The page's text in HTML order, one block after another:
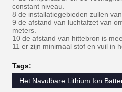
constant niveau.
8 de installatiegebieden zullen
9 de afstand van luchtafzet van
meters.
10 de afstand van hittebron is
11 er zijn minimaal stof en vuil in
Tags:
Het Navulbare Lithium Ion